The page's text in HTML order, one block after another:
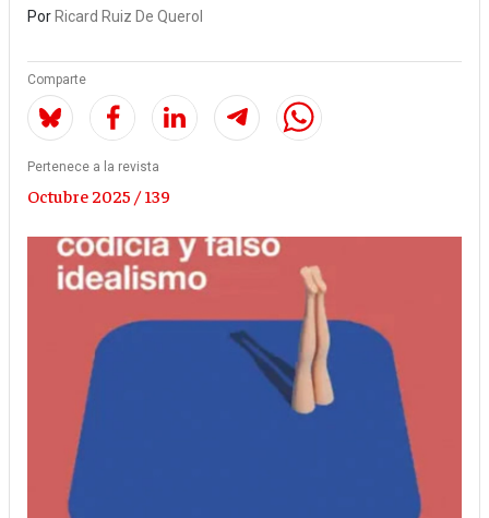
Por Ricard Ruiz De Querol
Comparte
Pertenece a la revista
Octubre 2025 / 139